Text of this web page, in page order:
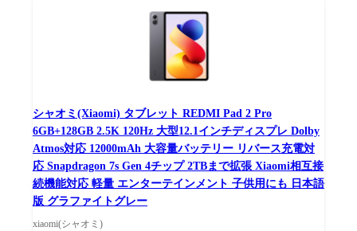
シャオミ(Xiaomi) タブレット REDMI Pad 2 Pro
6GB+128GB 2.5K 120Hz 大型12.1インチディスプレ Dolby
Atmos対応 12000mAh 大容量バッテリー リバース充電対
応 Snapdragon 7s Gen 4チップ 2TBまで拡張 Xiaomi相互接
続機能対応 軽量 エンターテインメント 子供用にも 日本語
版 グラファイトグレー
xiaomi(シャオミ)